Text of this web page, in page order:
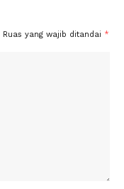
Ruas yang wajib ditandai *